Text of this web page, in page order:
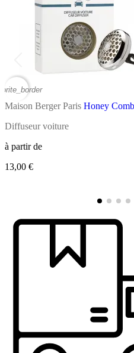
Maison Berger Paris Honey Comb
Diffuseur voiture
à partir de
13,00 €